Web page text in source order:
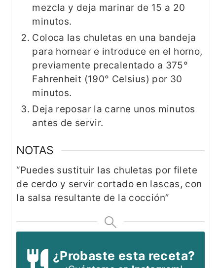
mezcla y deja marinar de 15 a 20
minutos.
Coloca las chuletas en una bandeja
para hornear e introduce en el horno,
previamente precalentado a 375°
Fahrenheit (190° Celsius) por 30
minutos.
Deja reposar la carne unos minutos
antes de servir.
NOTAS
“Puedes sustituir las chuletas por filete
de cerdo y servir cortado en lascas, con
la salsa resultante de la cocción”
¿Probaste esta receta?